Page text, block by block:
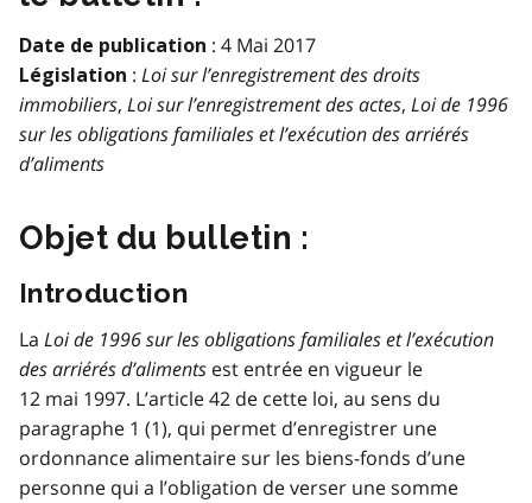
Date de publication : 4 Mai 2017
Législation : Loi sur l’enregistrement des droits
immobiliers, Loi sur l’enregistrement des actes, Loi de 1996
sur les obligations familiales et l’exécution des arriérés
d’aliments
Objet du bulletin :
Introduction
La Loi de 1996 sur les obligations familiales et l’exécution
des arriérés d’aliments est entrée en vigueur le
12 mai 1997. L’article 42 de cette loi, au sens du
paragraphe 1 (1), qui permet d’enregistrer une
ordonnance alimentaire sur les biens-fonds d’une
personne qui a l’obligation de verser une somme